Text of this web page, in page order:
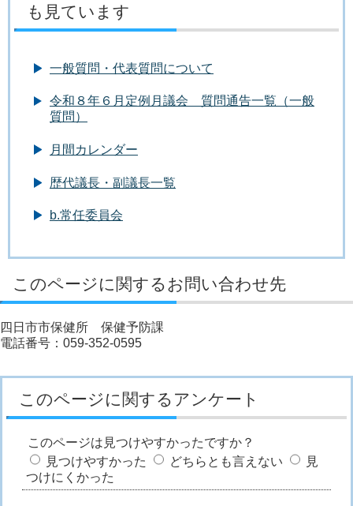
も見ています
一般質問・代表質問について
令和８年６月定例月議会 質問通告一覧（一般
質問）
月間カレンダー
歴代議長・副議長一覧
b.常任委員会
このページに関するお問い合わせ先
四日市市保健所 保健予防課
電話番号：059-352-0595
このページに関するアンケート
このページは見つけやすかったですか？
見つけやすかった
どちらとも言えない
見
つけにくかった